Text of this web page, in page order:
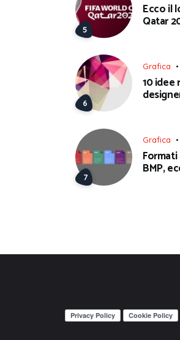
Ecco il
Qatar
Grafica
10 idee
Grafica
Formati
BMP,